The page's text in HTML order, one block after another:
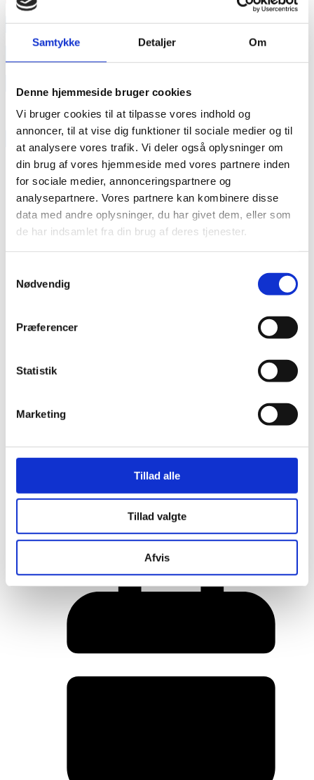
Samtykke Detaljer Om
Denne hjemmeside bruger cookies
Vi bruger cookies til at tilpasse vores indhold og
annoncer, til at vise dig funktioner til sociale medier og til
at analysere vores trafik. Vi deler også oplysninger om
din brug af vores hjemmeside med vores partnere inden
for sociale medier, annonceringspartnere og
analysepartnere. Vores partnere kan kombinere disse
data med andre oplysninger, du har givet dem, eller som
de har indsamlet fra din brug af deres tjenester.
Nødvendig
Præferencer
Statistik
Marketing
Tillad alle
Tillad valgte
Afvis
annonce
annonce
RAINBOW BUSINESS DENMARK
Her er alle vinderne fra årets Danish